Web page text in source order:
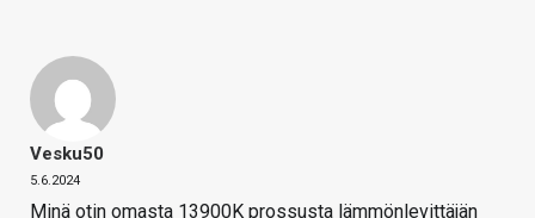
Vesku50
5.6.2024
Minä otin omasta 13900K prossusta lämmönlevittäjän